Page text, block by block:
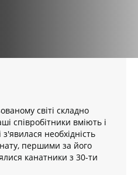
світі складно
співробітники вміють і
необхідність
першими за його
канатники з 30-ти